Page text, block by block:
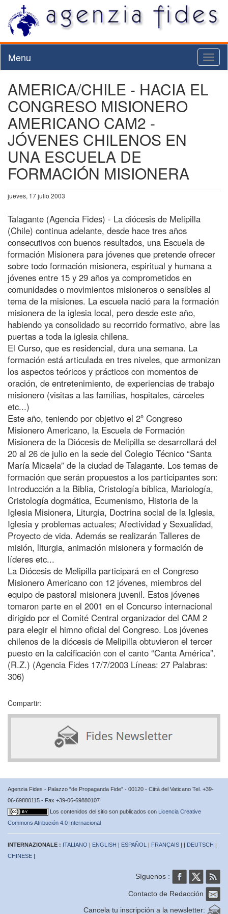
Menu
AMERICA/CHILE - HACIA EL
CONGRESO MISIONERO
AMERICANO CAM2 -
JÓVENES CHILENOS EN
UNA ESCUELA DE
FORMACIÓN MISIONERA
jueves, 17 julio 2003
Talagante (Agencia Fides) - La diócesis de Melipilla
(Chile) continua adelante, desde hace tres años
consecutivos con buenos resultados, una Escuela de
formación Misionera para jóvenes que pretende ofrecer
sobre todo formación misionera, espiritual y humana a
jóvenes entre 15 y 29 años ya comprometidos en
comunidades o movimientos misioneros o sensibles al
tema de la misiones. La escuela nació para la formación
misionera de la iglesia local, pero desde este año,
habiendo ya consolidado su recorrido formativo, abre las
puertas a toda la iglesia chilena.
El Curso, que es residencial, dura una semana. La
formación está articulada en tres niveles, que armonizan
los aspectos teóricos y prácticos con momentos de
oración, de entretenimiento, de experiencias de trabajo
misionero (visitas a las familias, hospitales, cárceles
etc...)
Este año, teniendo por objetivo el 2º Congreso
Misionero Americano, la Escuela de Formación
Misionera de la Diócesis de Melipilla se desarrollará del
20 al 26 de julio en la sede del Colegio Técnico “Santa
María Micaela” de la ciudad de Talagante. Los temas de
formación que serán propuestos a los participantes son:
Introducción a la Biblia, Cristología bíblica, Mariología,
Cristología dogmática, Ecumenismo, Historia de la
Iglesia Misionera, Liturgia, Doctrina social de la Iglesia,
Iglesia y problemas actuales; Afectividad y Sexualidad,
Proyecto de vida. Además se realizarán Talleres de
misión, liturgia, animación misionera y formación de
líderes etc...
La Diócesis de Melipilla participará en el Congreso
Misionero Americano con 12 jóvenes, miembros del
equipo de pastoral misionera juvenil. Estos jóvenes
tomaron parte en el 2001 en el Concurso internacional
dirigido por el Comité Central organizador del CAM 2
para elegir el himno oficial del Congreso. Los jóvenes
chilenos de la diócesis de Melipilla obtuvieron el tercer
puesto en la calcificación con el canto “Canta América”.
(R.Z.) (Agencia Fides 17/7/2003 Líneas: 27 Palabras:
306)
Compartir:
Agenzia Fides - Palazzo “de Propaganda Fide” - 00120 - Città del Vaticano Tel. +39-
06-69880115 - Fax +39-06-69880107
Los contenidos del sitio son publicados con Licencia Creative
Commons Atribución 4.0 Internacional
INTERNAZIONALE : ITALIANO | ENGLISH | ESPAÑOL | FRANÇAIS | | DEUTSCH |
CHINESE |
Síguenos :
Contacto de Redacción
Cancela tu inscripción a la newsletter: